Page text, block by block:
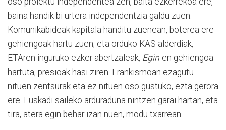
baina handik bi urtera independentzia galdu zuen.
Komunikabideak kapitala handitu zuenean, boterea ere
gehiengoak hartu zuen; eta orduko KAS alderdiak,
ETAren inguruko ezker abertzaleak, Egin-en gehiengoa
hartuta, presioak hasi ziren. Frankismoan ezagutu
nituen zentsurak eta ez nituen oso gustuko, ezta gerora
ere. Euskadi saileko arduraduna nintzen garai hartan, eta
tira, atera egin behar izan nuen, modu txarrean.